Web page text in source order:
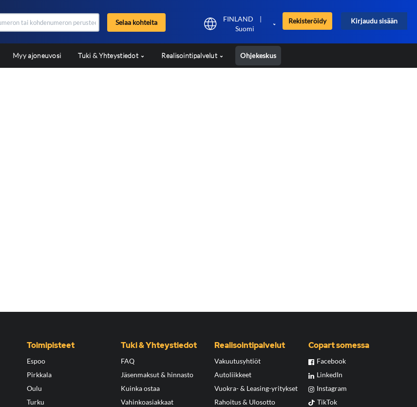
Selaa kohteita FINLAND
|
Suomi
Rekisteröidy Kirjaudu sisään
Myy ajoneuvosi Tuki & Yhteystiedot Realisointipalvelut Ohjekeskus
Toimipisteet
Espoo
Pirkkala
Oulu
Turku
Tuki & Yhteystiedot
FAQ
Jäsenmaksut & hinnasto
Kuinka ostaa
Vahinkoasiakkaat
Realisointipalvelut
Vakuutusyhtiöt
Autoliikkeet
Vuokra- & Leasing-yritykset
Rahoitus & Ulosotto
Copart somessa
Facebook
LinkedIn
Instagram
TikTok